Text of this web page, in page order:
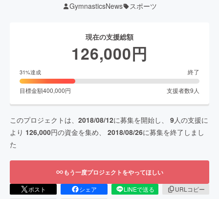
GymnasticsNews スポーツ
現在の支援総額
126,000円
31%達成 終了
目標金額400,000円 支援者数9 人
このプロジェクトは、 2018/08/12に募集を開始し、 9人の支援に
より 126,000円の資金を集め、 2018/08/26に募集を終了しまし
た
もう一度プロジェクトをやってほしい
ポスト シェア LINEで送る
URLコピー